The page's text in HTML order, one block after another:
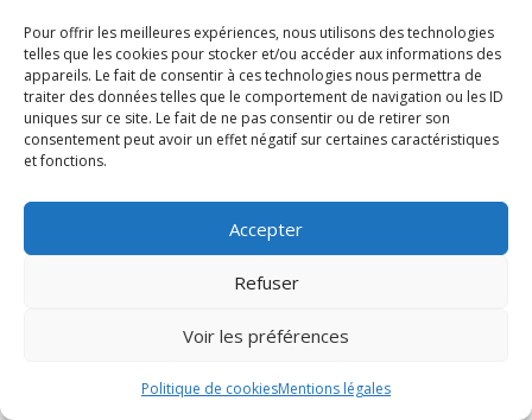
Pour offrir les meilleures expériences, nous utilisons des technologies
telles que les cookies pour stocker et/ou accéder aux informations des
appareils. Le fait de consentir à ces technologies nous permettra de
traiter des données telles que le comportement de navigation ou les ID
uniques sur ce site. Le fait de ne pas consentir ou de retirer son
consentement peut avoir un effet négatif sur certaines caractéristiques
et fonctions.
Accepter
Refuser
Voir les préférences
Politique de cookiesMentions légales
Biokap, une marque distribuée
en exclusivité France par
ALMA BIO DISTRIBUTION
83400 HYERES
Mentions légales